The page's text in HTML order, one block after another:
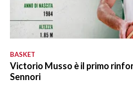
BASKET
Victorio Musso è il primo
Sennori